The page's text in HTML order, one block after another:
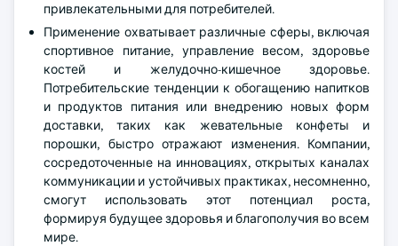
привлекательными для потребителей.
Применение охватывает различные сферы, включая
спортивное питание, управление весом, здоровье
костей и желудочно-кишечное здоровье.
Потребительские тенденции к обогащению напитков
и продуктов питания или внедрению новых форм
доставки, таких как жевательные конфеты и
порошки, быстро отражают изменения. Компании,
сосредоточенные на инновациях, открытых каналах
коммуникации и устойчивых практиках, несомненно,
смогут использовать этот потенциал роста,
формируя будущее здоровья и благополучия во всем
мире.